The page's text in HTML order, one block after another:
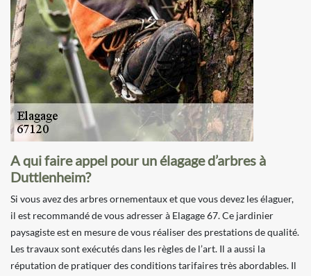
A qui faire appel pour un élagage d’arbres à
Duttlenheim?
Si vous avez des arbres ornementaux et que vous devez les élaguer,
il est recommandé de vous adresser à Elagage 67. Ce jardinier
paysagiste est en mesure de vous réaliser des prestations de qualité.
Les travaux sont exécutés dans les règles de l’art. Il a aussi la
réputation de pratiquer des conditions tarifaires très abordables. Il